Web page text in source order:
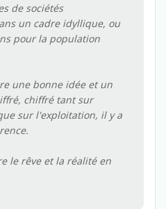
de sociétés
un cadre idyllique, ou
pour la population
une bonne idée et un
chiffré tant sur
sur l'exploitation, il y a
le rêve et la réalité en